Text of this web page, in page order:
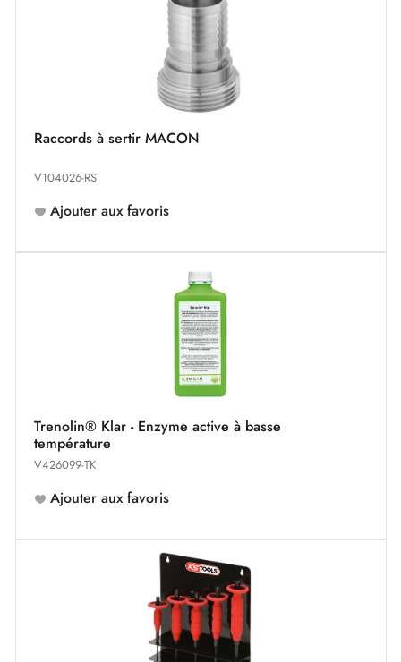
Raccords à sertir MACON
V104026-RS
Ajouter aux favoris
Trenolin® Klar - Enzyme active à basse
température
V426099-TK
Ajouter aux favoris